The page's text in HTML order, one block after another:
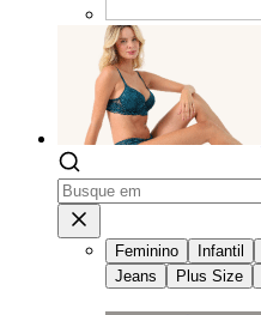
Feminino Infantil
Jeans
Plus Size